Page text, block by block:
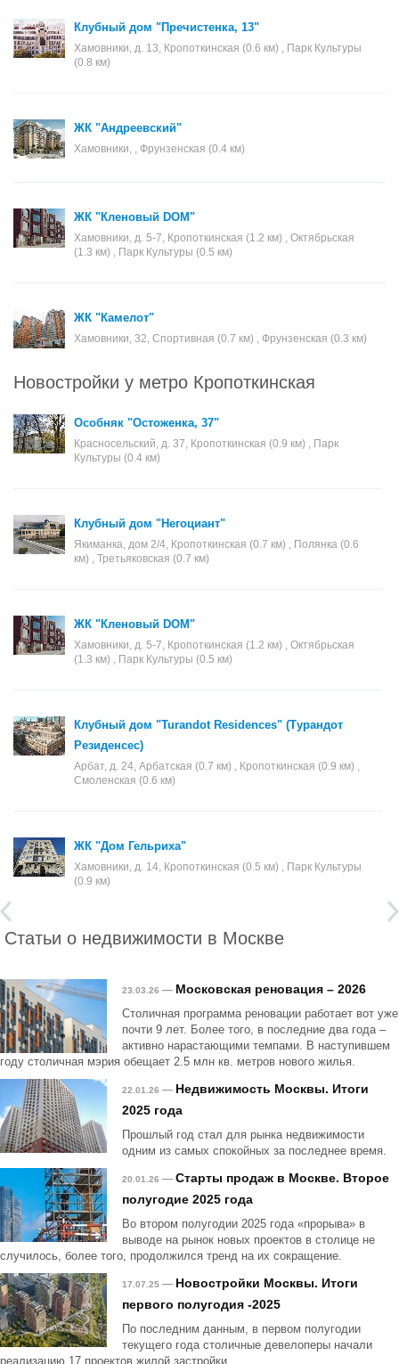
Клубный дом "Пречистенка, 13"
Хамовники, д. 13, Кропоткинская (0.6 км) , Парк Культуры
(0.8 км)
ЖК "Андреевский"
Хамовники, , Фрунзенская (0.4 км)
ЖК "Кленовый DOM"
Хамовники, д. 5-7, Кропоткинская (1.2 км) , Октябрьская
(1.3 км) , Парк Культуры (0.5 км)
ЖК "Камелот"
Хамовники, 32, Спортивная (0.7 км) , Фрунзенская (0.3 км)
Новостройки у метро Кропоткинская
Особняк "Остоженка, 37"
Красносельский, д. 37, Кропоткинская (0.9 км) , Парк
Культуры (0.4 км)
Клубный дом "Негоциант"
Якиманка, дом 2/4, Кропоткинская (0.7 км) , Полянка (0.6
км) , Третьяковская (0.7 км)
ЖК "Кленовый DOM"
Хамовники, д. 5-7, Кропоткинская (1.2 км) , Октябрьская
(1.3 км) , Парк Культуры (0.5 км)
Клубный дом "Turandot Residences" (Турандот
Резиденсес)
Арбат, д. 24, Арбатская (0.7 км) , Кропоткинская (0.9 км) ,
Смоленская (0.6 км)
ЖК "Дом Гельриха"
Хамовники, д. 14, Кропоткинская (0.5 км) , Парк Культуры
(0.9 км)
Статьи о недвижимости в Москве
23.03.26 — Московская реновация – 2026
Столичная программа реновации работает вот уже
почти 9 лет. Более того, в последние два года –
активно нарастающими темпами. В наступившем
году столичная мэрия обещает 2.5 млн кв. метров нового жилья.
22.01.26 — Недвижимость Москвы. Итоги
2025 года
Прошлый год стал для рынка недвижимости
одним из самых спокойных за последнее время.
20.01.26 — Старты продаж в Москве. Второе
полугодие 2025 года
Во втором полугодии 2025 года «прорыва» в
выводе на рынок новых проектов в столице не
случилось, более того, продолжился тренд на их сокращение.
17.07.25 — Новостройки Москвы. Итоги
первого полугодия -2025
По последним данным, в первом полугодии
текущего года столичные девелоперы начали
реализацию 17 проектов жилой застройки.